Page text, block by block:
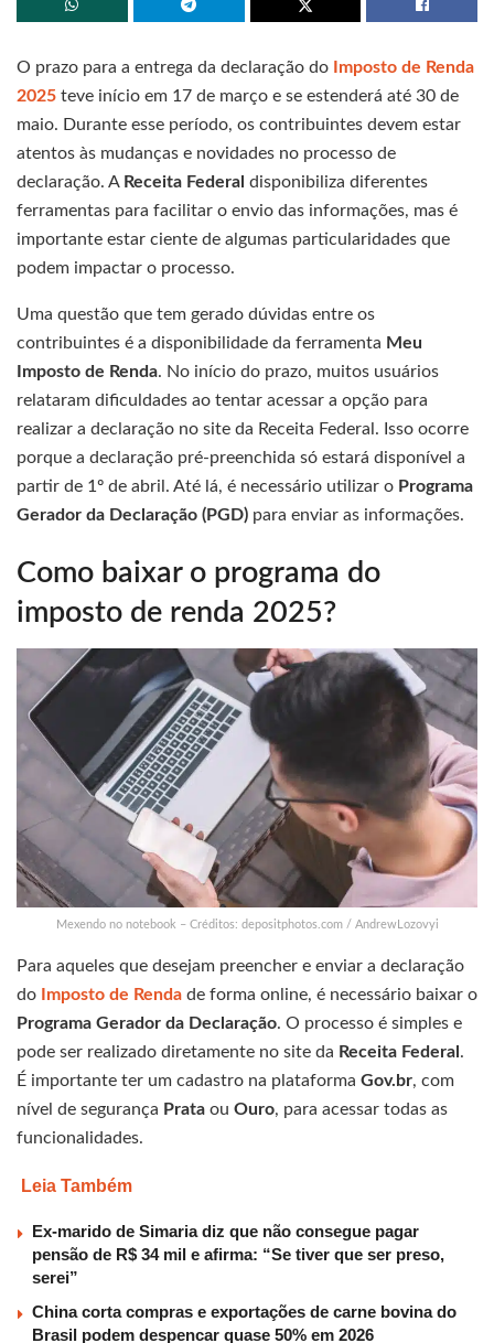
O prazo para a entrega da declaração do
Imposto de Renda
2025 teve início em 17 de março e se estenderá até 30 de
maio. Durante esse período, os contribuintes devem estar
atentos às mudanças e novidades no processo de
declaração. A Receita Federal disponibiliza diferentes
ferramentas para facilitar o envio das informações, mas é
importante estar ciente de algumas particularidades que
podem impactar o processo.
Uma questão que tem gerado dúvidas entre os
contribuintes é a disponibilidade da ferramenta Meu
Imposto de Renda. No início do prazo, muitos usuários
relataram dificuldades ao tentar acessar a opção para
realizar a declaração no site da Receita Federal. Isso ocorre
porque a declaração pré-preenchida só estará disponível a
partir de 1º de abril. Até lá, é necessário utilizar o Programa
Gerador da Declaração (PGD) para enviar as informações.
Como baixar o programa do
imposto de renda 2025?
Mexendo no notebook – Créditos: depositphotos.com / AndrewLozovyi
Para aqueles que desejam preencher e enviar a declaração
do
Imposto de Renda de forma online, é necessário baixar o
Programa Gerador da Declaração. O processo é simples e
pode ser realizado diretamente no site da Receita Federal .
É importante ter um cadastro na plataforma Gov.br, com
nível de segurança Prata ou Ouro, para acessar todas as
funcionalidades.
Leia Também
Ex-marido de Simaria diz que não consegue pagar
pensão de R$ 34 mil e afirma: “Se tiver que ser preso,
serei”
China corta compras e exportações de carne bovina do
Brasil podem despencar quase 50% em 2026